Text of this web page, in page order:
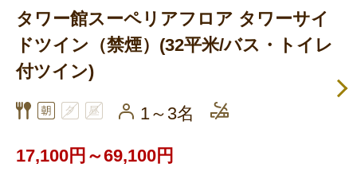
タワー館スーペリアフロア タワーサイ
ドツイン（禁煙）(32平米/バス・トイレ
付ツイン)
1～3名
17,100円～69,100円